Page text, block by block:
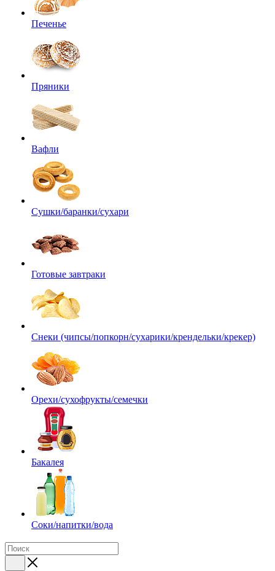
Печенье
Пряники
Вафли
Сушки/баранки/сухари
Готовые завтраки
Снеки (чипсы/попкорн/сухарики/крендельки/крекер)
Орехи/сухофрукты/семечки
Бакалея
Соки/напитки/вода